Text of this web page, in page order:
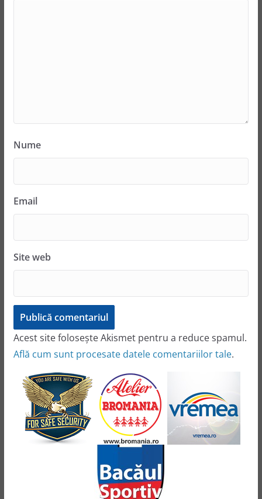
Nume
Email
Site web
Acest site folosește Akismet pentru a reduce spamul.
Află cum sunt procesate datele comentariilor tale.